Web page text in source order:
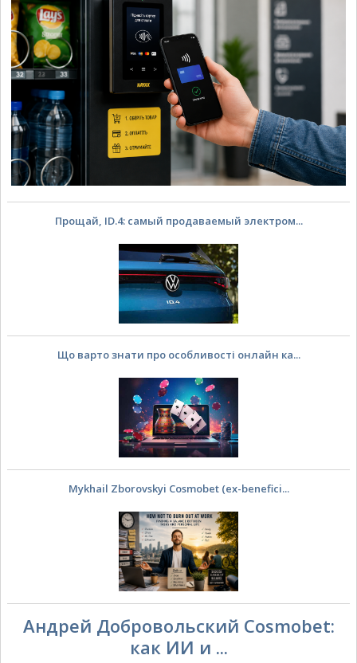
Прощай, ID.4: самый продаваемый электром...
Що варто знати про особливості онлайн ка...
Mykhail Zborovskyi Cosmobet (ex-benefici...
Андрей Добровольский Cosmobet:
как ИИ и ...